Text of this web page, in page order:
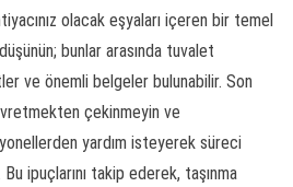
olacak eşyaları içeren bir temel
bunlar arasında tuvalet
ve önemli belgeler bulunabilir. Son
çekinmeyin ve
yardım isteyerek süreci
Bu ipuçlarını takip ederek, taşınma